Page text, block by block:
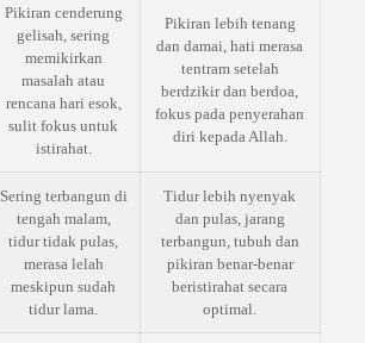
Pikiran cenderung
gelisah, sering
memikirkan
masalah atau
rencana hari esok,
sulit fokus untuk
istirahat.
Pikiran lebih tenang
dan damai, hati merasa
tentram setelah
berdzikir dan berdoa,
fokus pada penyerahan
diri kepada Allah.
Sering terbangun di
tengah malam,
tidur tidak pulas,
merasa lelah
meskipun sudah
tidur lama.
Tidur lebih nyenyak
dan pulas, jarang
terbangun, tubuh dan
pikiran benar-benar
beristirahat secara
optimal.